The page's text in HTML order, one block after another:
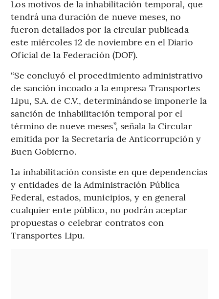
Los motivos de la inhabilitación temporal, que
tendrá una duración de nueve meses, no
fueron detallados por la circular publicada
este miércoles 12 de noviembre en el Diario
Oficial de la Federación (DOF).
“Se concluyó el procedimiento administrativo
de sanción incoado a la empresa Transportes
Lipu, S.A. de C.V., determinándose imponerle la
sanción de inhabilitación temporal por el
término de nueve meses”, señala la Circular
emitida por la Secretaría de Anticorrupción y
Buen Gobierno.
La inhabilitación consiste en que dependencias
y entidades de la Administración Pública
Federal, estados, municipios, y en general
cualquier ente público, no podrán aceptar
propuestas o celebrar contratos con
Transportes Lipu.